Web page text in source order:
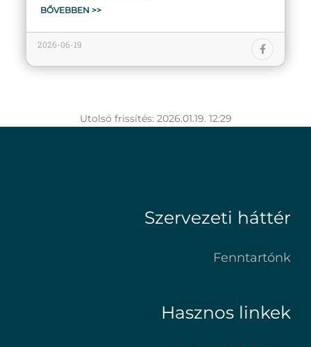
BŐVEBBEN >>
2026-06-19
Utolsó frissítés: 2026.01.19. 12:29
Szervezeti háttér
Fenntartónk
Hasznos linkek